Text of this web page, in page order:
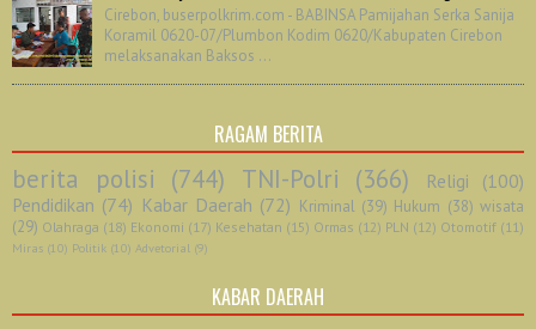
Cirebon, buserpolkrim.com - BABINSA Pamijahan Serka Sanija
Koramil 0620-07/Plumbon Kodim 0620/Kabupaten Cirebon
melaksanakan Baksos ...
RAGAM BERITA
berita polisi (744) TNI-Polri (366) Religi
(100)
Pendidikan (74) Kabar Daerah (72) Kriminal (39) Hukum (38) wisata
(29) Olahraga (18) Ekonomi (17) Kesehatan (15) Ormas (12) PLN (12) Otomotif (11)
Miras (10) Politik (10) Advetorial (9)
KABAR DAERAH